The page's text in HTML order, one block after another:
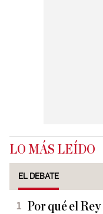
LO MÁS LEÍDO
EL DEBATE
Por qué el